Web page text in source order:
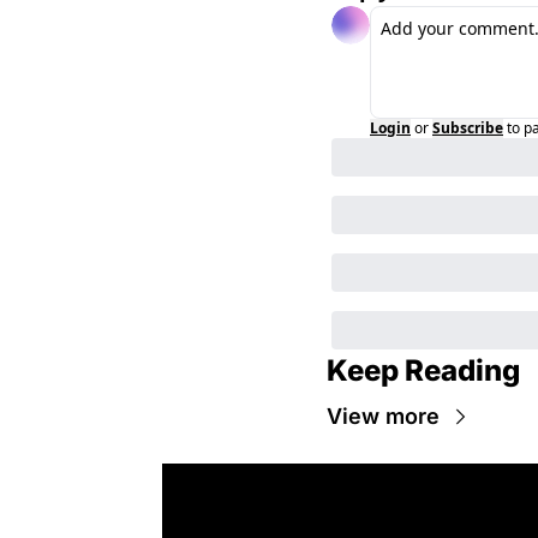
Login orSubscribeto
Keep Reading
View more